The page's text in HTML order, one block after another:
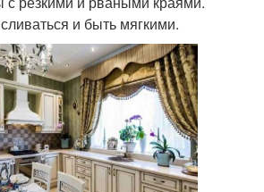
и быть мягкими.